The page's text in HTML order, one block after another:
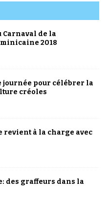
Carnaval de la
2018
journée pour célébrer la
créoles
revient à la charge avec
des graffeurs dans la